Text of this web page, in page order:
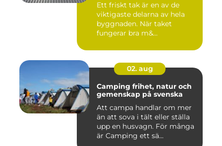
Ett friskt tak är en av de
viktigaste delarna av hela
byggnaden. När taket
fungerar bra m&...
02. aug
Camping frihet, natur och
gemenskap på svenska
Att campa handlar om mer
än att sova i tält eller ställa
upp en husvagn. För många
är Camping ett sä...